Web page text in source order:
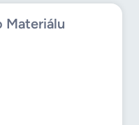
Materiálu